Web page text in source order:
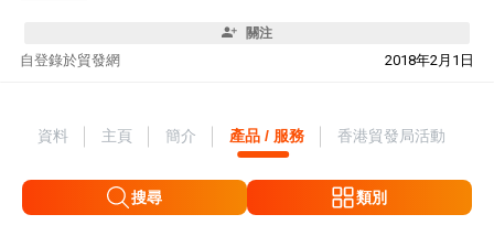
關注
自 2018年2月1日
登錄於貿發網
資料 主頁 簡介 產品 / 服務 香港貿發局活動
搜尋 類別